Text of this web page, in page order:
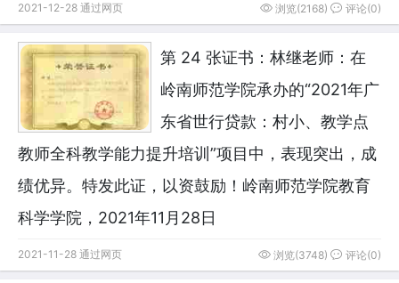
2021-12-28 通过网页 浏览(2168) 评论(0)
第 24 张证书：林继老师：在
岭南师范学院承办的“2021年广
东省世行贷款：村小、教学点
教师全科教学能力提升培训”项目中，表现突出，成
绩优异。特发此证，以资鼓励！岭南师范学院教育
科学学院，2021年11月28日
2021-11-28 通过网页 浏览(3748) 评论(0)